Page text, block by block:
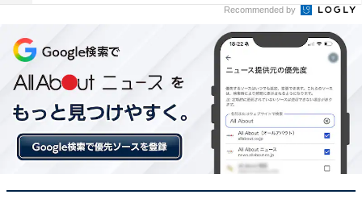
人がいる方向へ矢印が動きます
Recommended by